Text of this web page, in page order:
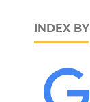
INDEX BY